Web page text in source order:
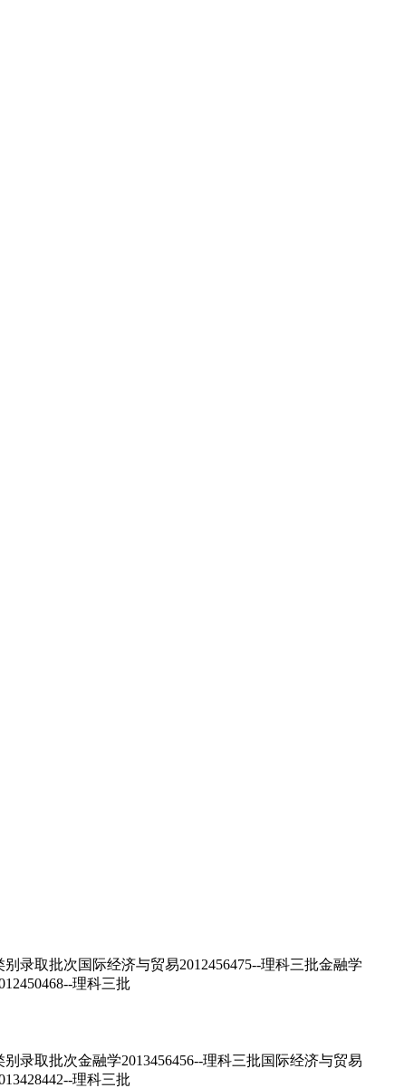
录取批次国际经济与贸易2012456475--理科三批金融学
理科三批
录取批次金融学2013456456--理科三批国际经济与贸易
理科三批